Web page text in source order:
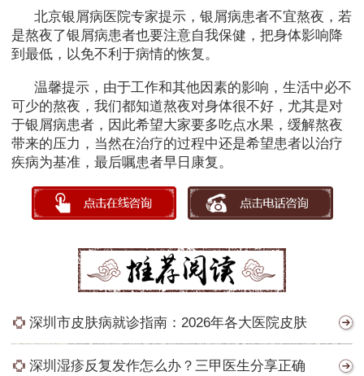
北京银屑病医院专家提示，银屑病患者不宜熬夜，若
是熬夜了银屑病患者也要注意自我保健，把身体影响降
到最低，以免不利于病情的恢复。
温馨提示，由于工作和其他因素的影响，生活中必不
可少的熬夜，我们都知道熬夜对身体很不好，尤其是对
于银屑病患者，因此希望大家要多吃点水果，缓解熬夜
带来的压力，当然在治疗的过程中还是希望患者以治疗
疾病为基准，最后嘱患者早日康复。
深圳市皮肤病就诊指南：2026年各大医院皮肤
深圳湿疹反复发作怎么办？三甲医生分享正确